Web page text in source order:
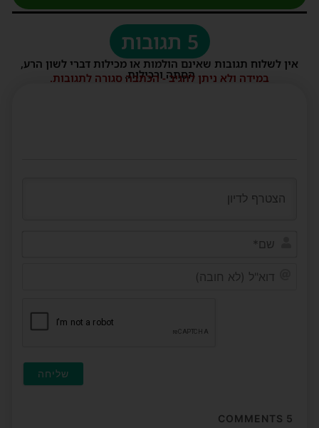
5 תגובות
אין לשלוח תגובות שאינם הולמות או מכילות דברי לשון הרע,
הסתה ורכילות.
במידה ולא ניתן להגיב - הכתבה סגורה לתגובות.
5